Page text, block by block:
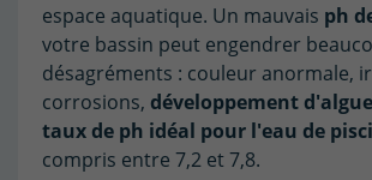
espace aquatique. Un mauvais ph
votre bassin peut engendrer
désagréments : couleur anormale,
corrosions, développement
taux de ph idéal pour l'eau de
compris entre 7,2 et 7,8.